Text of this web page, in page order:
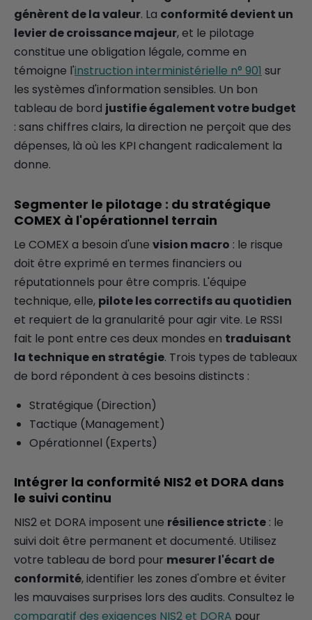
génèrent de la valeur. La conformité devient un
levier de croissance majeur, et le pilotage
constitue une obligation légale, comme en
témoigne l'instruction interministérielle n° 901 sur
les systèmes d'information sensibles. Un bon
tableau de bord justifie également votre budget
: sans chiffres clairs, la direction ne perçoit que des
dépenses, là où les KPI changent radicalement la
donne.
Segmenter le pilotage : du stratégique
COMEX à l'opérationnel terrain
Le COMEX a besoin d'une vision macro : le risque
doit être exprimé en termes financiers ou
réputationnels pour être compris. L'équipe
technique, elle, pilote les correctifs au quotidien
et requiert de la granularité pour agir vite. Le RSSI
fait le pont entre ces deux mondes en traduisant
la technique en stratégie. Trois types de tableaux
de bord répondent à ces besoins distincts :
Stratégique (Direction)
Tactique (Management)
Opérationnel (Experts)
Intégrer la conformité NIS2 et DORA dans
le suivi continu
NIS2 et DORA imposent une résilience stricte : le
suivi doit être permanent et documenté. Utilisez
votre tableau de bord pour mesurer l'écart de
conformité, identifier les zones d'ombre et éviter
les mauvaises surprises lors des audits. Consultez le
comparatif des exigences NIS2 et DORA pour